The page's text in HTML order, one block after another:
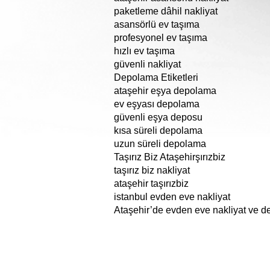
paketleme dâhil nakliyat
asansörlü ev taşıma
profesyonel ev taşıma
hızlı ev taşıma
güvenli nakliyat
Depolama Etiketleri
ataşehir eşya depolama
ev eşyası depolama
güvenli eşya deposu
kısa süreli depolama
uzun süreli depolama
Taşırız Biz Ataşehirşırızbiz
taşırız biz nakliyat
ataşehir taşırızbiz
istanbul evden eve nakliyat
Ataşehir’de evden eve nakliyat ve